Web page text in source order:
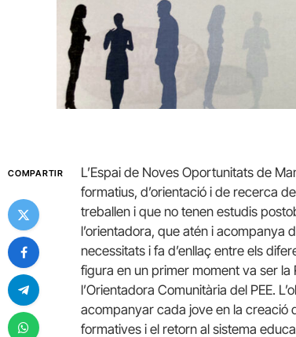
COMPARTIR
L’Espai de Noves Oportunitats de
formatius, d’orientació i de recerca
treballen i que no tenen estudis
l’orientadora, que atén i acompanya
necessitats i fa d’enllaç entre els
figura en un primer moment va ser la
l’Orientadora Comunitària del PEE.
acompanyar cada jove en la creació
formatives i el retorn al sistema